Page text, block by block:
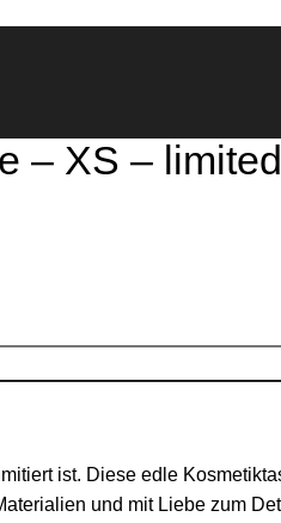
– XS –
ist. Diese edle
und mit Liebe zum